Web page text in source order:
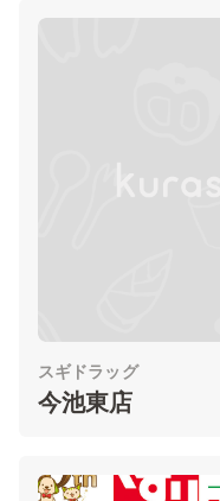
スギドラッグ
今池東店